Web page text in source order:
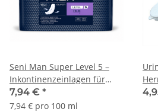
Seni Man Super Level 5 –
Inkontinenzeinlagen für
Männer, 15 Stück,
atmungsaktiv & diskret
7,94 € *
7,94 € pro 100 ml